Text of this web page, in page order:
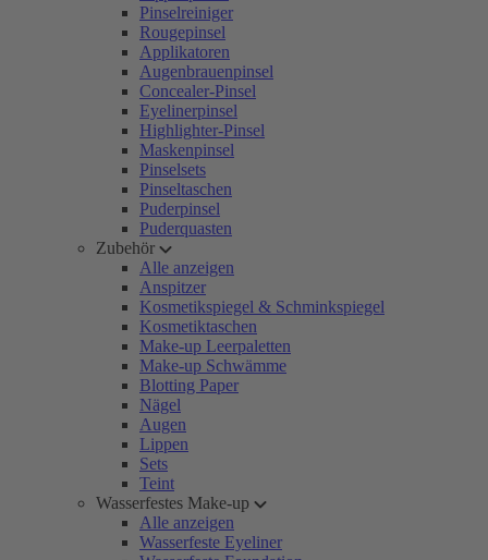
Pinselreiniger
Rougepinsel
Applikatoren
Augenbrauenpinsel
Concealer-Pinsel
Eyelinerpinsel
Highlighter-Pinsel
Maskenpinsel
Pinselsets
Pinseltaschen
Puderpinsel
Puderquasten
Zubehör
Alle anzeigen
Anspitzer
Kosmetikspiegel & Schminkspiegel
Kosmetiktaschen
Make-up Leerpaletten
Make-up Schwämme
Blotting Paper
Nägel
Augen
Lippen
Sets
Teint
Wasserfestes Make-up
Alle anzeigen
Wasserfeste Eyeliner